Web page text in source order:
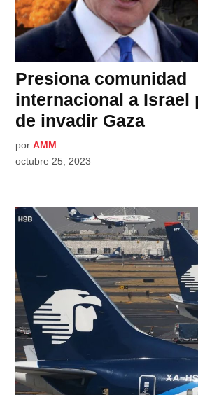
Presiona comunidad
internacional a Israel
de invadir Gaza
por AMM
octubre 25, 2023